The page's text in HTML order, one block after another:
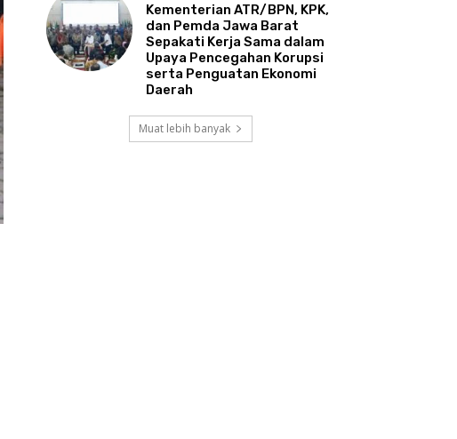
Kementerian ATR/BPN, KPK,
dan Pemda Jawa Barat
Sepakati Kerja Sama dalam
Upaya Pencegahan Korupsi
serta Penguatan Ekonomi
Daerah
Muat lebih banyak